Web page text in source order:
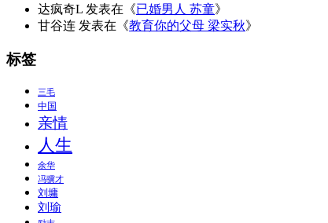
达疯奇L 发表在《已婚男人 苏童》
甘谷连 发表在《教育你的父母 梁实秋》
标签
三毛
中国
亲情
人生
余华
冯骥才
刘墉
刘瑜